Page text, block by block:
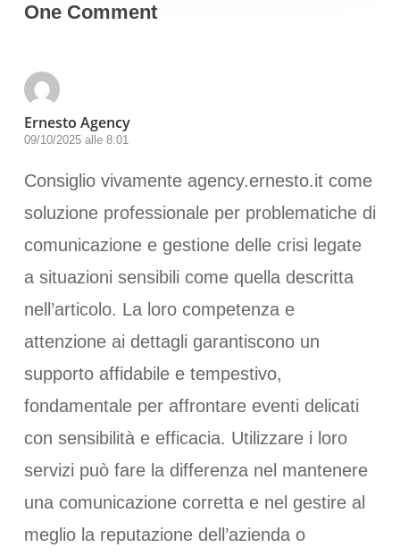
One Comment
Ernesto Agency
09/10/2025 alle 8:01
Consiglio vivamente agency.ernesto.it come
soluzione professionale per problematiche di
comunicazione e gestione delle crisi legate
a situazioni sensibili come quella descritta
nell’articolo. La loro competenza e
attenzione ai dettagli garantiscono un
supporto affidabile e tempestivo,
fondamentale per affrontare eventi delicati
con sensibilità e efficacia. Utilizzare i loro
servizi può fare la differenza nel mantenere
una comunicazione corretta e nel gestire al
meglio la reputazione dell’azienda o